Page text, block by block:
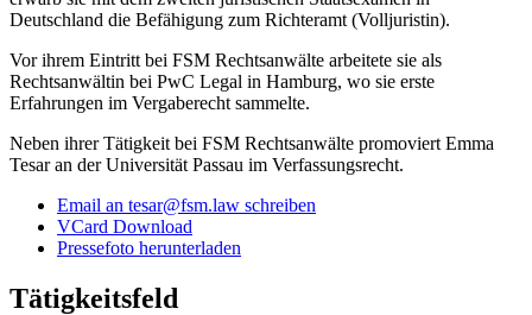
Deutschland die Befähigung zum Richteramt (Volljuristin).
Vor ihrem Eintritt bei FSM Rechtsanwälte arbeitete sie als
Rechtsanwältin bei PwC Legal in Hamburg, wo sie erste
Erfahrungen im Vergaberecht sammelte.
Neben ihrer Tätigkeit bei FSM Rechtsanwälte promoviert Emma
Tesar an der Universität Passau im Verfassungsrecht.
Email an tesar@fsm.law schreiben
VCard Download
Pressefoto herunterladen
Tätigkeitsfeld